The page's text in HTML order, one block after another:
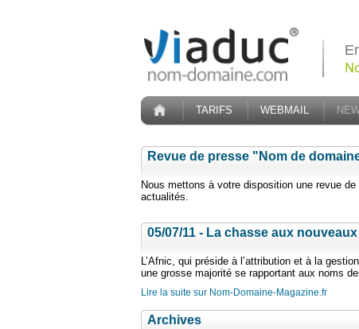
TARIFS WEBMAIL
Revue de presse "Nom de
Nous mettons à votre disposition une revue
actualités.
05/07/11 - La chasse aux
L’Afnic, qui préside à l’attribution et à la
une grosse majorité se rapportant aux noms
Lire la suite sur Nom-Domaine-Magazine.fr
Archives